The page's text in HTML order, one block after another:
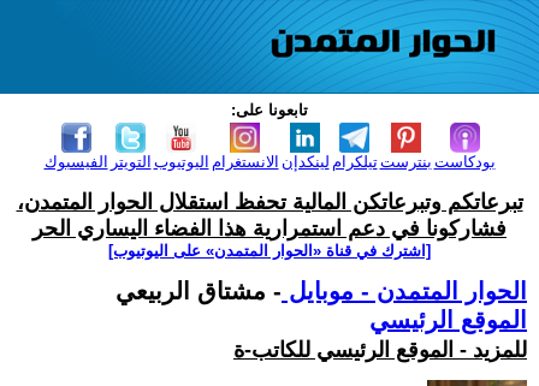
تابعونا على:
الفيسبوك التويتر اليوتيوب الانستغرام لينكدإن تيلكرامبنترست بودكاست
تبرعاتكم وتبرعاتكن المالية تحفظ استقلال الحوار المتمدن،
فشاركونا في دعم استمرارية هذا الفضاء اليساري الحر
[اشترك في قناة ‫«الحوار المتمدن» على اليوتيوب]
الحوار المتمدن - موبايل - مشتاق الربيعي
الموقع الرئيسي
للمزيد - الموقع الرئيسي للكاتب-ة